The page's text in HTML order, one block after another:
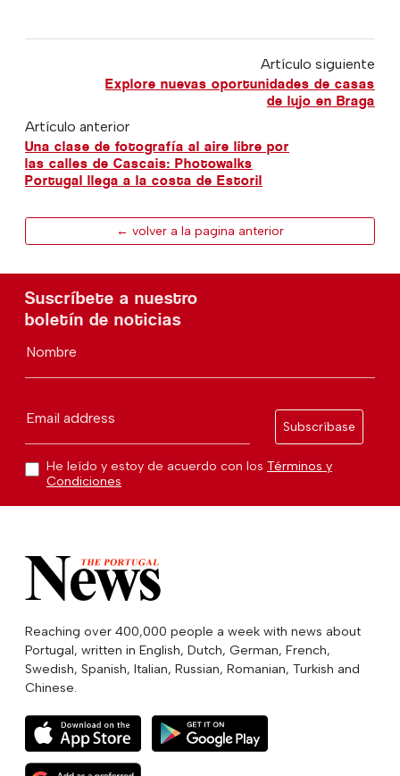
Artículo siguiente
Explore nuevas oportunidades de casas
de lujo en Braga
Artículo anterior
Una clase de fotografía al aire libre por
las calles de Cascais: Photowalks
Portugal llega a la costa de Estoril
← volver a la pagina anterior
Suscríbete a nuestro
boletín de noticias
Nombre
Email address
Subscríbase
He leído y estoy de acuerdo con los Términos y
Condiciones
Reaching over 400,000 people a week with news about
Portugal, written in English, Dutch, German, French,
Swedish, Spanish, Italian, Russian, Romanian, Turkish and
Chinese.